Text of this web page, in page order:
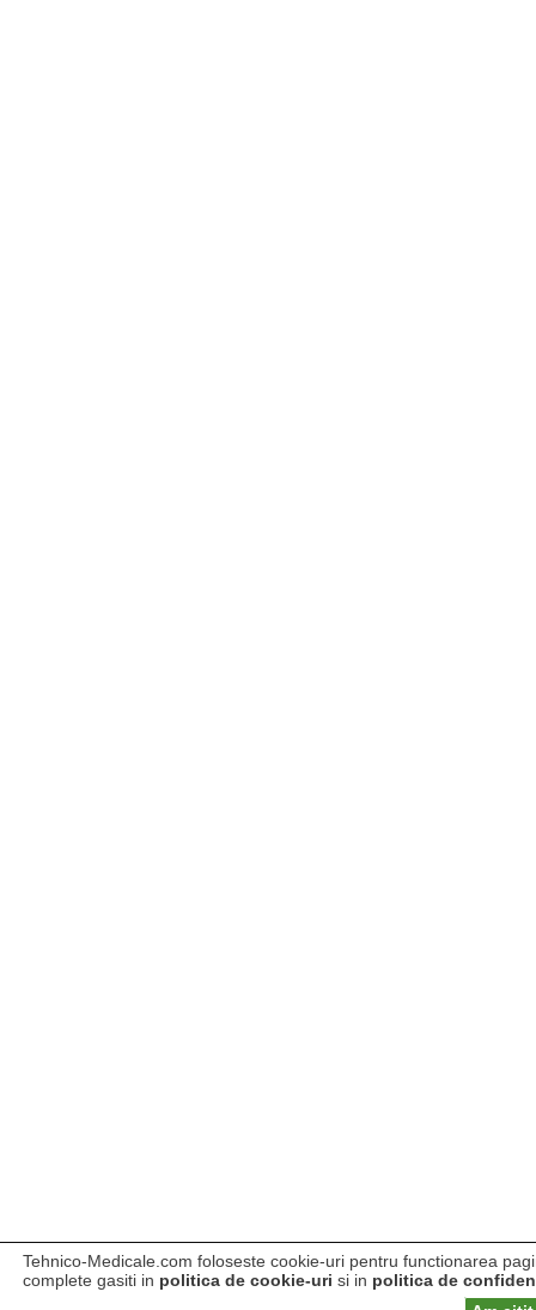
Tehnico-Medicale.com foloseste cookie-uri pentru functionarea
complete gasiti in politica de cookie-uri si in politica de